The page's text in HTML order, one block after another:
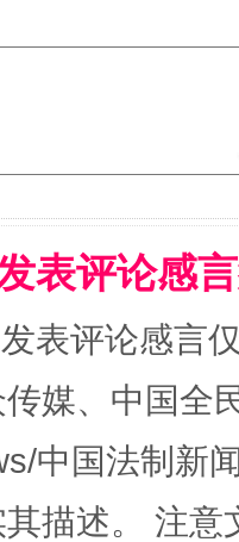
上场
表评论感
表评论感言
媒、中国全
中国法制新
描述。 注